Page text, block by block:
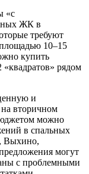
«с
ЖК в
требуют
10–15
купить
рядом
и
вторичном
можно
в спальных
Выхино,
могут
с проблемными